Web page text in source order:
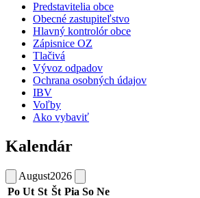
Predstavitelia obce
Obecné zastupiteľstvo
Hlavný kontrolór obce
Zápisnice OZ
Tlačivá
Vývoz odpadov
Ochrana osobných údajov
IBV
Voľby
Ako vybaviť
Kalendár
August2026
Po Ut St Št Pia So Ne